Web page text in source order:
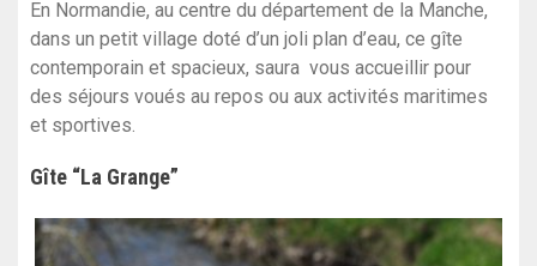
En Normandie, au centre du département de la Manche,
dans un petit village doté d’un joli plan d’eau, ce gîte
contemporain et spacieux, saura vous accueillir pour
des séjours voués au repos ou aux activités maritimes
et sportives.
Gîte “La Grange”